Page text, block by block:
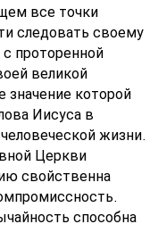
все точки
следовать своему
проторенной
великой
значение которой
Иисуса в
жизни.
Церкви
свойственна
способна